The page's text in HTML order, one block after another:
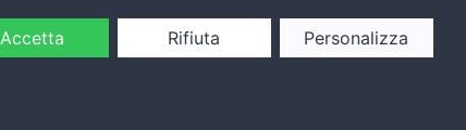
Accetta Rifiuta Personalizza